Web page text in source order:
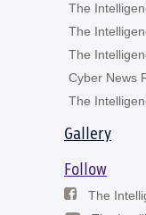
The
The
The
Cyber News
The
Gallery
Follow
The